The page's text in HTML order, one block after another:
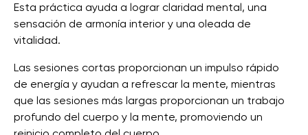
Esta práctica ayuda a lograr claridad mental, una
sensación de armonía interior y una oleada de
vitalidad.
Las sesiones cortas proporcionan un impulso rápido
de energía y ayudan a refrescar la mente, mientras
que las sesiones más largas proporcionan un trabajo
profundo del cuerpo y la mente, promoviendo un